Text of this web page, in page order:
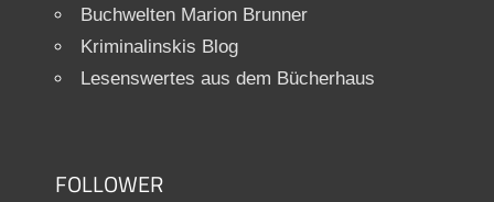
Buchwelten Marion Brunner
Kriminalinskis Blog
Lesenswertes aus dem Bücherhaus
FOLLOWER